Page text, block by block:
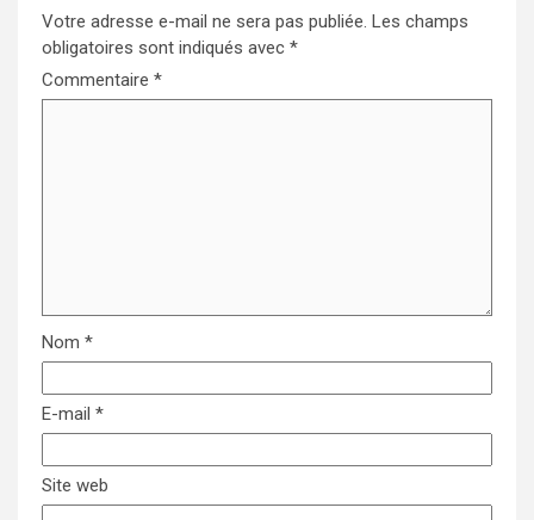
Votre adresse e-mail ne sera pas publiée. Les champs
obligatoires sont indiqués avec *
Commentaire *
Nom *
E-mail *
Site web